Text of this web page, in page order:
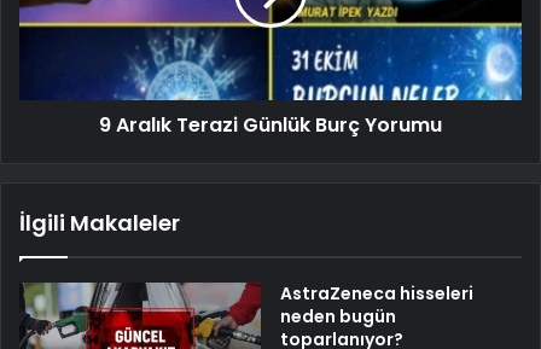
9 Aralık Terazi Günlük Burç Yorumu
İlgili Makaleler
AstraZeneca hisseleri
neden bugün
toparlanıyor?